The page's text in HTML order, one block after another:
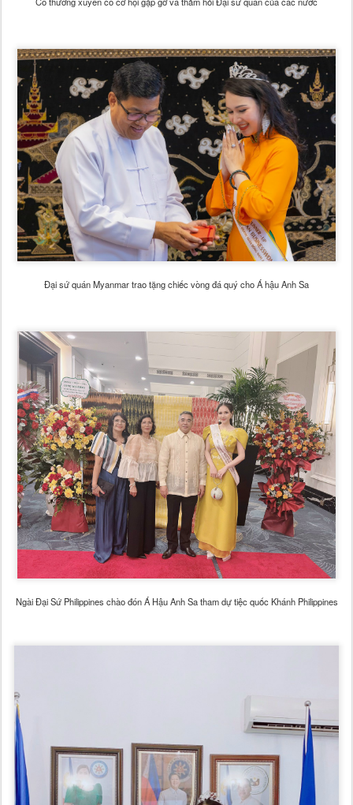
Đại sứ quán Myanmar trao tặng chiếc vòng đá quý cho Á hậu Anh Sa
Ngài Đại Sứ Philippines chào đón Á Hậu Anh Sa tham dự tiệc quốc Khánh Philippines